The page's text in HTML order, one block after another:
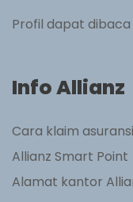
Profil dapat dibaca
Info Allianz
Cara klaim asuransi
Allianz Smart Point
Alamat kantor